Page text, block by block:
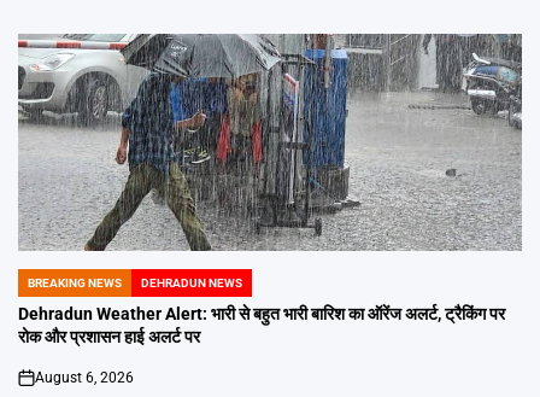
POSTED
IN
BREAKING NEWS DEHRADUN NEWS
Dehradun Weather Alert: भारी से बहुत भारी बारिश का ऑरेंज अलर्ट, ट्रैकिंग पर
रोक और प्रशासन हाई अलर्ट पर
on
August 6, 2026